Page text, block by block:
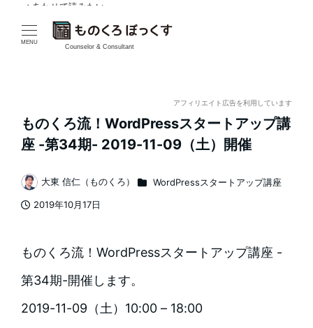
MENU
Counselor & Consultant
アフィリエイト広告を利用しています
ものくろ流！WordPressスタートアップ講
座 -第34期- 2019-11-09（土）開催
2019年10月17日
著
者
大東 信仁（ものくろ） カテゴリー
WordPressスタートアップ講座
ものくろ流！WordPressスタートアップ講座 -
第34期-開催します。
2019-11-09（土）10:00 – 18:00
✓ あわせて読みたい